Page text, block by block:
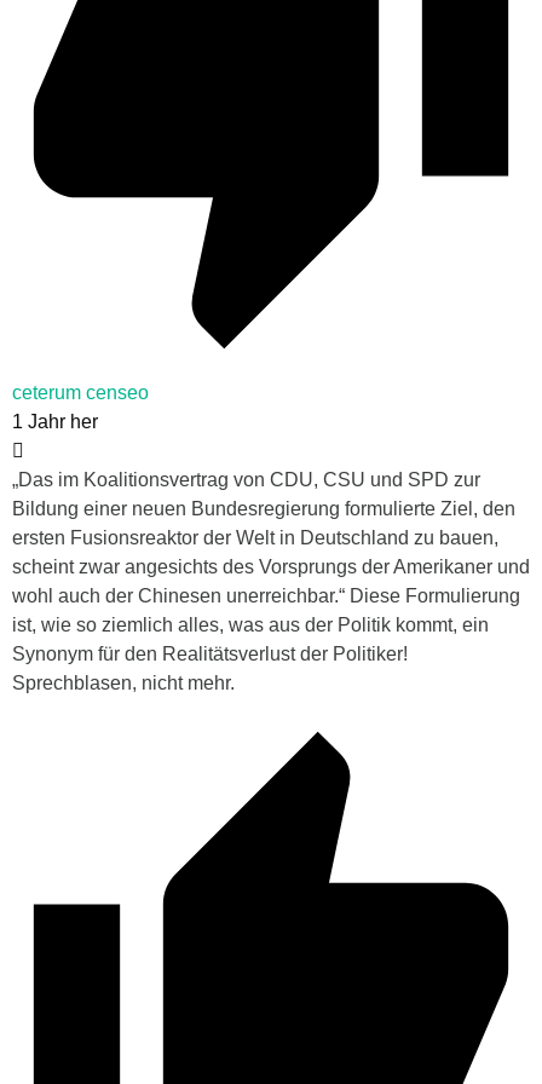
ceterum censeo
1 Jahr her
„Das im Koalitionsvertrag von CDU, CSU und SPD zur
Bildung einer neuen Bundesregierung formulierte Ziel, den
ersten Fusionsreaktor der Welt in Deutschland zu bauen,
scheint zwar angesichts des Vorsprungs der Amerikaner und
wohl auch der Chinesen unerreichbar.“ Diese Formulierung
ist, wie so ziemlich alles, was aus der Politik kommt, ein
Synonym für den Realitätsverlust der Politiker!
Sprechblasen, nicht mehr.